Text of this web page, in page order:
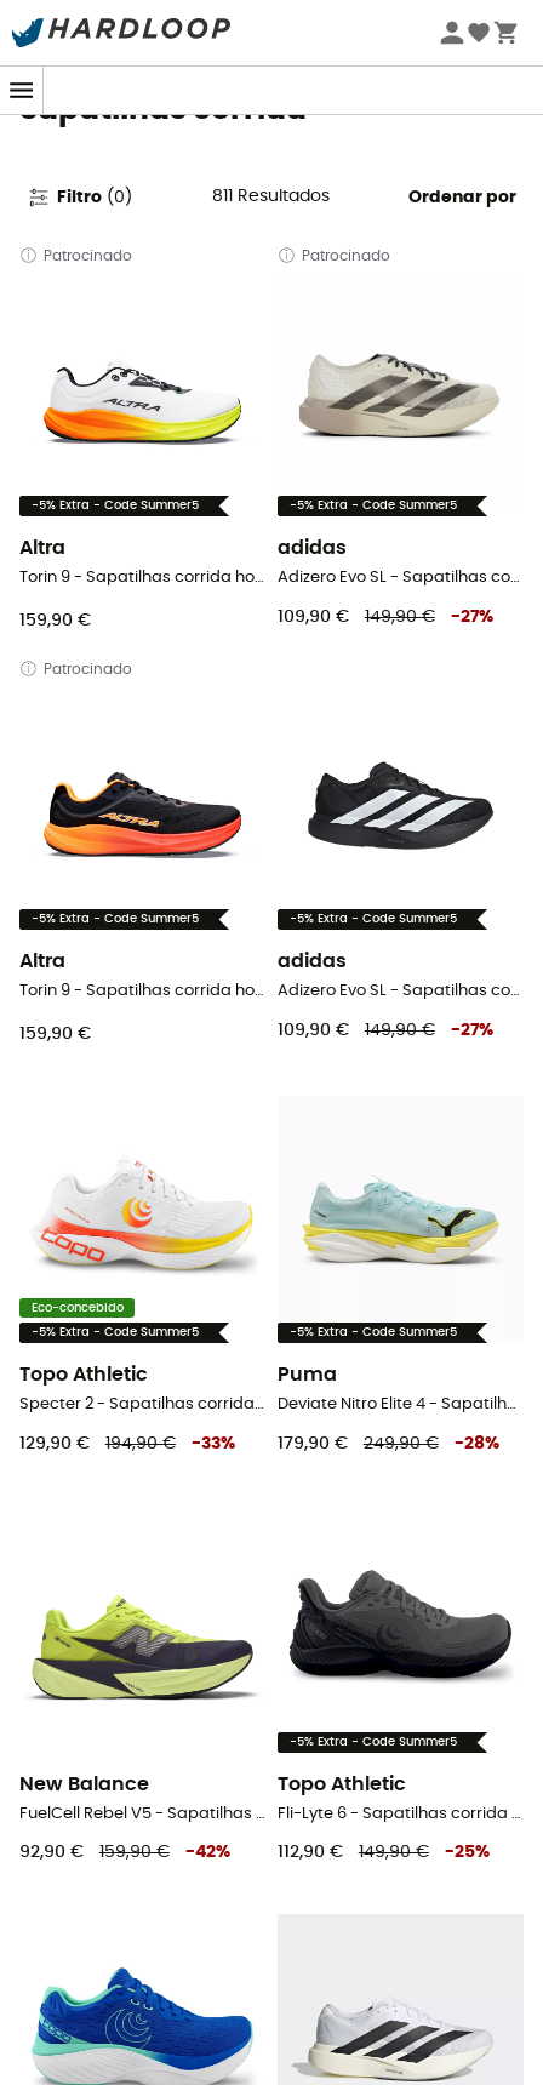
Promoções de verão 🔥 -5% EXTRA a partir de 2 produtos*
Sapatilhas corrida
Filtro (0 ) 811 Resultados Ordenar por
Patrocinado
-5% Extra - Code Summer5
Altra
Torin 9 - Sapatilhas corrida homem
159,90 €
Patrocinado
-5% Extra - Code Summer5
adidas
Adizero Evo SL - Sapatilhas corrida homem
109,90 € 149,90 € -27%
Patrocinado
-5% Extra - Code Summer5
Altra
Torin 9 - Sapatilhas corrida homem
159,90 €
-5% Extra - Code Summer5
adidas
Adizero Evo SL - Sapatilhas corrida homem
109,90 € 149,90 € -27%
Eco-concebido
-5% Extra - Code Summer5
Topo Athletic
Specter 2 - Sapatilhas corrida homem
129,90 € 194,90 € -33%
-5% Extra - Code Summer5
Puma
Deviate Nitro Elite 4 - Sapatilhas corrida homem
179,90 € 249,90 € -28%
New Balance
FuelCell Rebel V5 - Sapatilhas corrida homem
92,90 € 159,90 € -42%
-5% Extra - Code Summer5
Topo Athletic
Fli-Lyte 6 - Sapatilhas corrida homem
112,90 € 149,90 € -25%